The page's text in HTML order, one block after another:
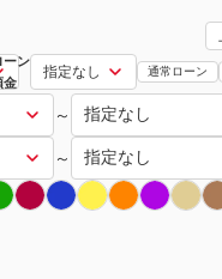
ーン
金
通常ローン
～
～